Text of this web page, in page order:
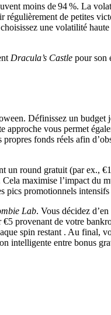
moins de 94 %. La
régulièrement de petites
une volatilité
Dracula’s Castle pour son
Définissez un
vous permet
fonds réels afin
round gratuit (par ex.,
maximise l’impact du
pics promotionnels
Lab. Vous décidez
provenant de votre
spin restant . Au final,
intelligente entre bonus